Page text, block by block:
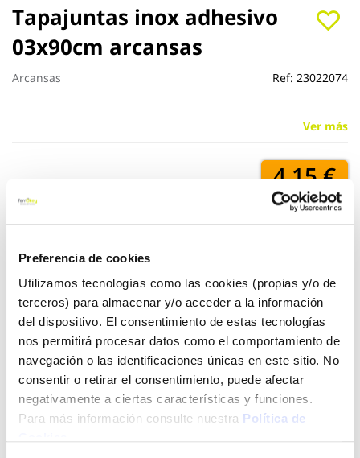
Preferencia de cookies
Utilizamos tecnologías como las cookies (propias y/o de
terceros) para almacenar y/o acceder a la información
del dispositivo. El consentimiento de estas tecnologías
nos permitirá procesar datos como el comportamiento de
navegación o las identificaciones únicas en este sitio. No
consentir o retirar el consentimiento, puede afectar
negativamente a ciertas características y funciones.
Para más información consulte nuestra Política de
Tapajuntas inox adhesivo
03x90cm arcansas
Arcansas Ref: 23022074
Ver más
4,15 €
Click&Collect - Recogida gratis
en nuestras tiendas
Envío a domicilio:
5 días hábiles
+ INFO
Saltar
al
comienzo
de
la